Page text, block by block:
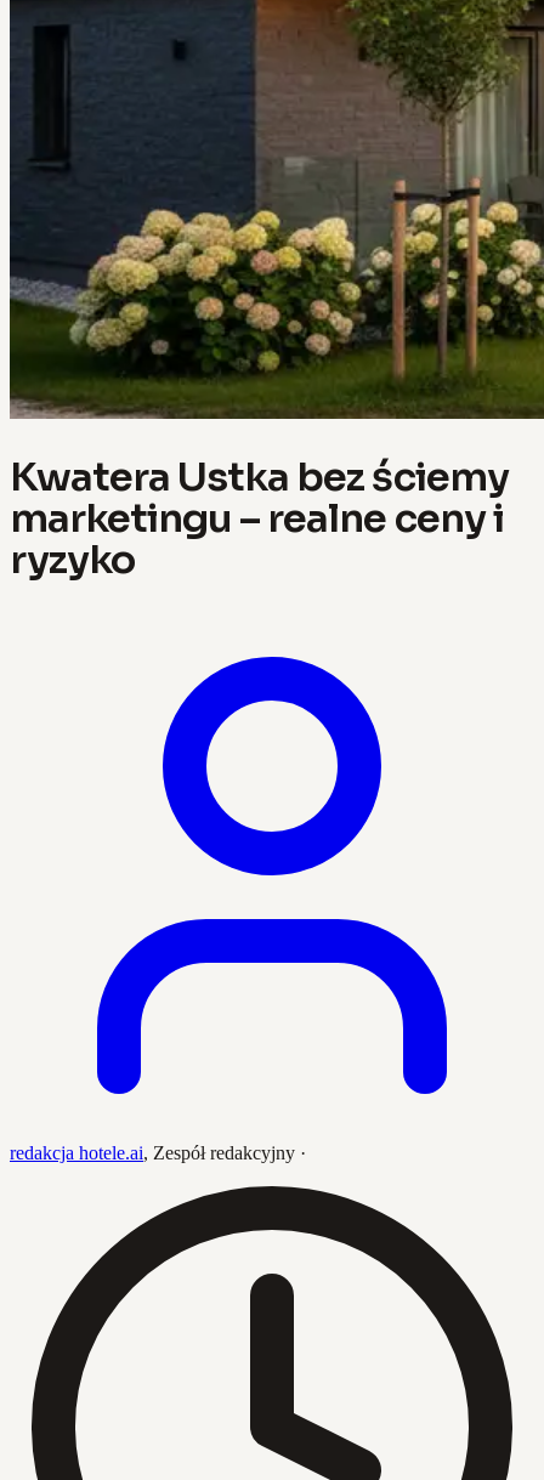
Kwatera Ustka bez ściemy
marketingu – realne ceny i
ryzyko
redakcja hotele.ai, Zespół redakcyjny ·